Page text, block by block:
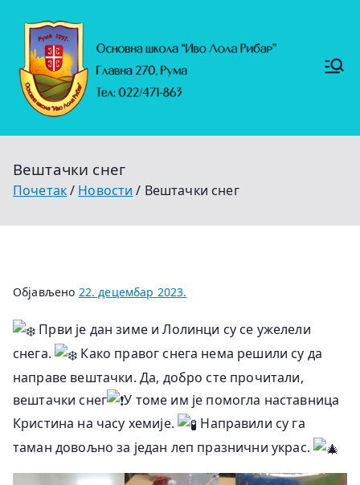
садржај
Основ
Лола
https://
vanje-
Вештачки снег
Почетак Новости Вештачки снег
Објављено 22. децембар 2023.
Први је дан зиме и Лолинци су се ужелели
снега.
Како правог снега нема решили су да
направе вештачки. Да, добро сте прочитали,
вештачки снег
У томе им је помогла наставница
Кристина на часу хемије.
Направили су га
таман довољно за један леп празнични украс.